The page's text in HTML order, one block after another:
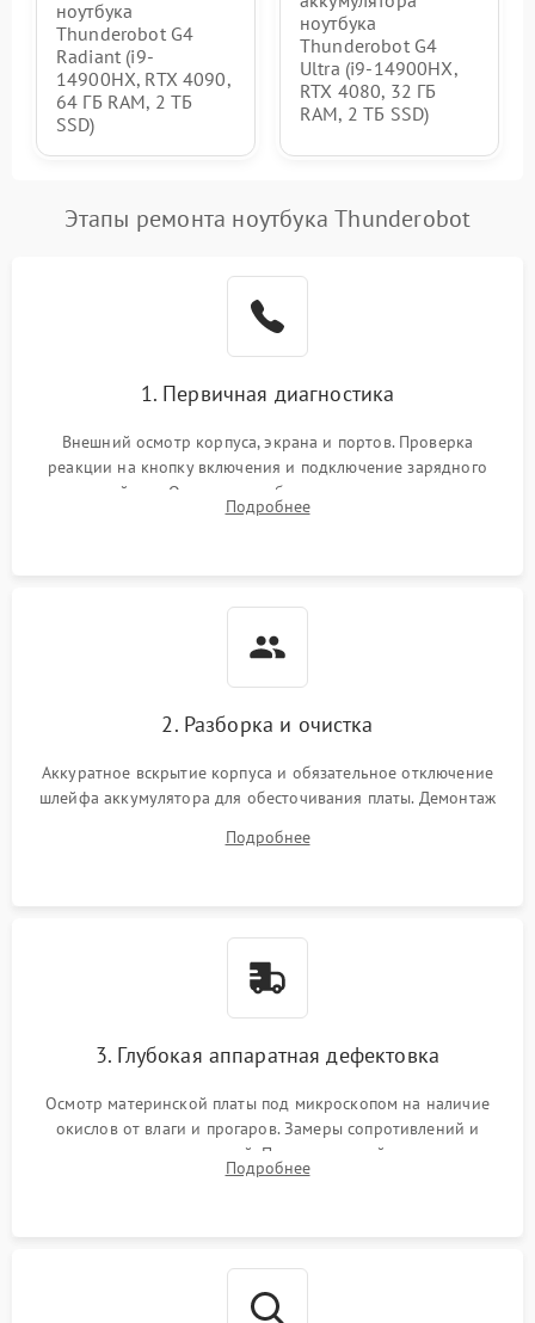
ноутбука
Thunderobot G4
Radiant (i9-
14900HX, RTX 4090,
64 ГБ RAM, 2 ТБ
SSD)
ноутбука
Thunderobot G4
Ultra (i9-14900HX,
RTX 4080, 32 ГБ
RAM, 2 ТБ SSD)
Этапы ремонта ноутбука Thunderobot
1. Первичная диагностика
Внешний осмотр корпуса, экрана и портов. Проверка
реакции на кнопку включения и подключение зарядного
устройства. Оценка потребления тока с помощью
лабораторного блока питания для локализации проблемы.
Подробнее
2. Разборка и очистка
Аккуратное вскрытие корпуса и обязательное отключение
шлейфа аккумулятора для обесточивания платы. Демонтаж
высохшей термопасты с кристаллов чипов.
Подробнее
3. Глубокая аппаратная дефектовка
Осмотр материнской платы под микроскопом на наличие
окислов от влаги и прогаров. Замеры сопротивлений и
дежурных напряжений. Проверка цепей питания,
мультиконтроллера, процессора и видеочипа.
Подробнее